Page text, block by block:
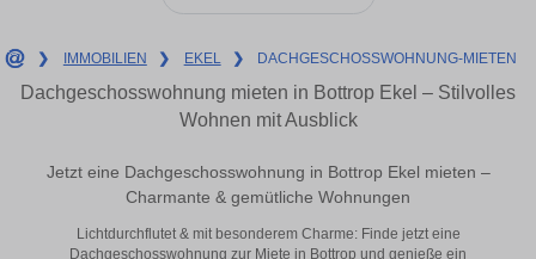
❯ IMMOBILIEN ❯ EKEL ❯ DACHGESCHOSSWOHNUNG-MIETEN
Dachgeschosswohnung mieten in Bottrop Ekel – Stilvolles
Wohnen mit Ausblick
Jetzt eine Dachgeschosswohnung in Bottrop Ekel mieten –
Charmante & gemütliche Wohnungen
Lichtdurchflutet & mit besonderem Charme: Finde jetzt eine
Dachgeschosswohnung zur Miete in Bottrop und genieße ein